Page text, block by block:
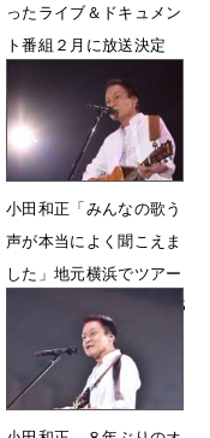
ったライブ＆ドキュメン
ト番組２月に放送決定
1月11日 18時30分
小田和正「みんなの歌う
声が本当によく聞こえま
した」地元横浜でツアー
ファイナル トータル45
万人を動員
8月3日 22時16分